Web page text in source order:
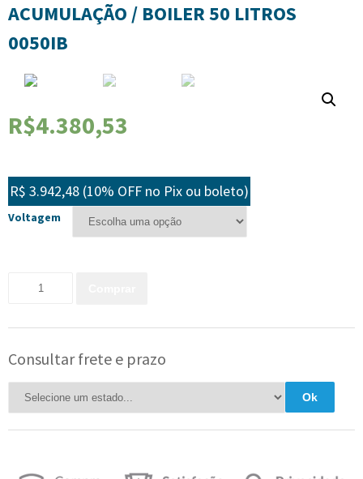
ACUMULAÇÃO / BOILER 50 LITROS
0050IB
R$4.380,53
R$ 3.942,48 (10% OFF no Pix ou boleto)
Em até 10x deR$ 438,05 sem juros
Voltagem
Consultar frete e prazo
Ok